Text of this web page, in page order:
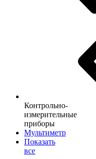
Контрольно-
измерительные
приборы
Мультиметр
Показать
все